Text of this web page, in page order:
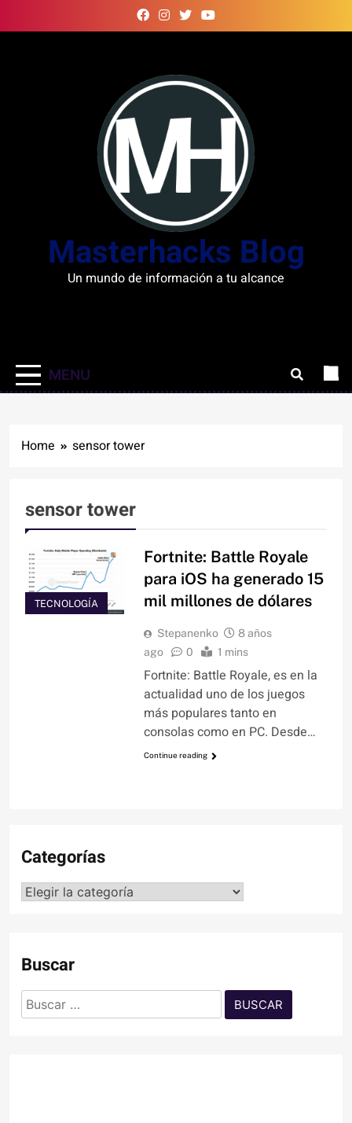
to
Masterhacks Blog
Un mundo de información a tu alcance
MENU
Home sensor tower
sensor tower
TECNOLOGÍA
Fortnite: Battle Royale
para iOS ha generado 15
mil millones de dólares
Stepanenko
8 años
ago
0 1 mins
Fortnite: Battle Royale, es en la
actualidad uno de los juegos
más populares tanto en
consolas como en PC. Desde…
Continue reading
Categorías
Categorías
Buscar
Buscar: